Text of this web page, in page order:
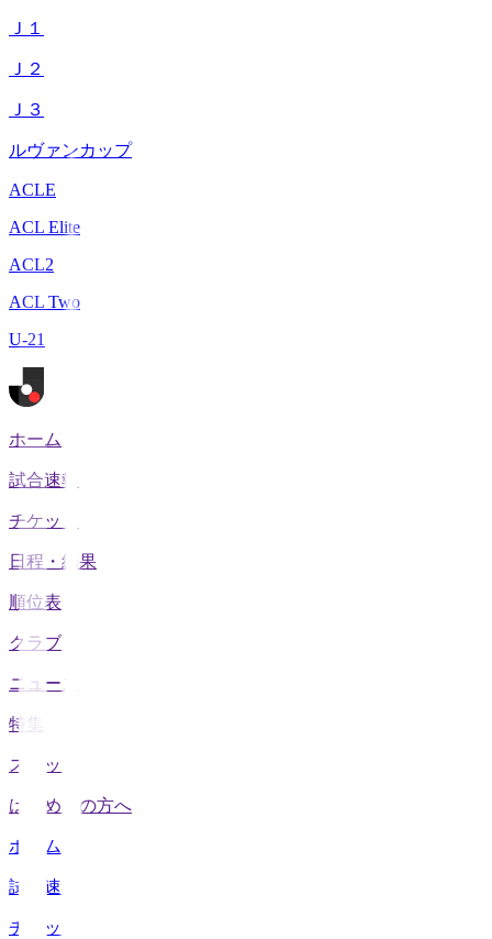
Ｊ１
Ｊ２
Ｊ３
ルヴァンカップ
ACLE
ACL Elite
ACL2
ACL Two
U-21
ホーム
試合速報
チケット
日程・結果
順位表
クラブ
ニュース
特集
スタッツ
はじめての方へ
ホーム
試合速報
チケット